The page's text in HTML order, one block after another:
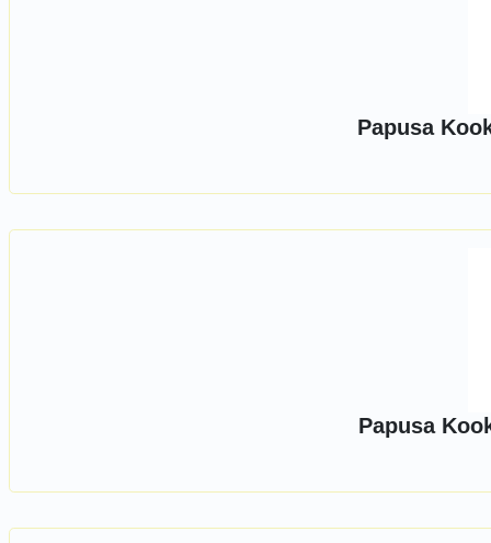
Papusa
Papusa